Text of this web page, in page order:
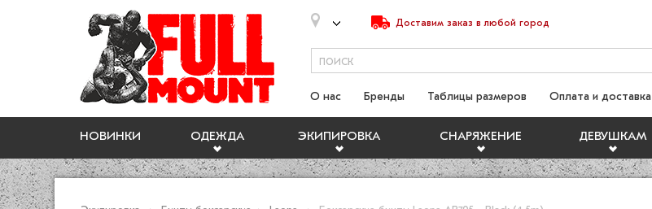
Доставим заказ в любой город
НОВИНКИ ОДЕЖДА ЭКИПИРОВКА СНАРЯЖЕНИЕ ДЕВУШКАМ
О нас Бренды Таблицы размеров Оплата и доставка